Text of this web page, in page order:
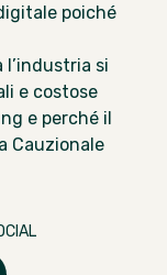
poiché
l’industria si
e costose
e perché il
Cauzionale